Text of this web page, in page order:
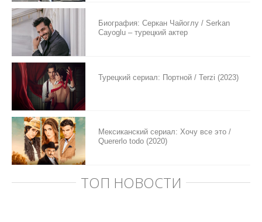
Биография: Серкан Чайоглу / Serkan
Cayoglu – турецкий актер
Турецкий сериал: Портной / Terzi (2023)
Мексиканский сериал: Хочу все это /
Quererlo todo (2020)
ТОП НОВОСТИ